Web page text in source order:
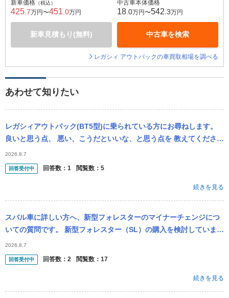
新車価格 （税込）
425 .7万円〜451 .0万円
新車見積もり(無料)
中古車本体価格
18 .0万円〜542 .3万円
中古車を検索
レガシィ アウトバックの車買取相場を調べる
あわせて知りたい
レガシィアウトバック(BT5型)に乗られている方にお尋ねします。
良いと思う点、 悪い、こうだといいな、と思う点を 教えてくださ
い。
2026.8.7
回答受付中 回答数： 1 閲覧数： 5
続きを見る
スバル車に詳しい方へ、新型フォレスターのマイナーチェンジにつ
いての質問です。 新型フォレスター（SL）の購入を検討していま
す。外装、内装、性能いずれも気に入っているのですがディスプレ
イの性能だけ...
2026.8.7
回答受付中 回答数： 2 閲覧数： 17
続きを見る